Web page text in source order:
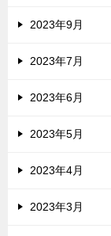
2023年9月
2023年7月
2023年6月
2023年5月
2023年4月
2023年3月